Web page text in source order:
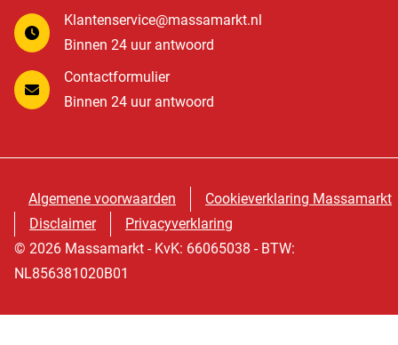
Klantenservice@massamarkt.nl
Binnen 24 uur antwoord
Contactformulier
Binnen 24 uur antwoord
Algemene voorwaarden
Cookieverklaring Massamarkt
Disclaimer
Privacyverklaring
© 2026 Massamarkt - KvK: 66065038 - BTW:
NL856381020B01